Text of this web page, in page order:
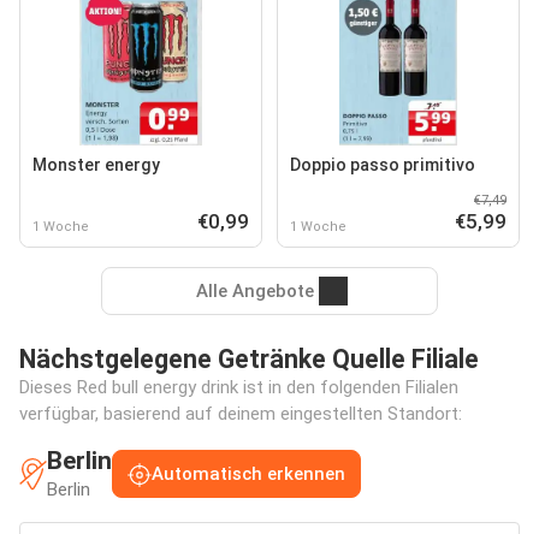
Monster energy
1 Woche €0,99
Doppio passo primitivo
1 Woche
€7,49
€5,99
Alle Angebote
Nächstgelegene Getränke Quelle Filiale
Dieses Red bull energy drink ist in den folgenden Filialen
verfügbar, basierend auf deinem eingestellten Standort:
Berlin
Berlin
Automatisch erkennen